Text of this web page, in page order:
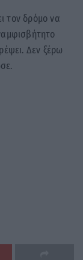
τον δρόμο να
Δεν ξέρω